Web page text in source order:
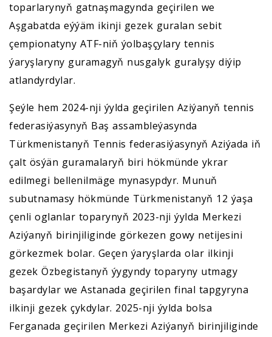
toparlarynyň gatnaşmagynda geçirilen we
Aşgabatda eýýäm ikinji gezek guralan sebit
çempionatyny ATF-niň ýolbaşçylary tennis
ýaryşlaryny guramagyň nusgalyk guralyşy diýip
atlandyrdylar.
Şeýle hem 2024-nji ýylda geçirilen Aziýanyň tennis
federasiýasynyň Baş assambleýasynda
Türkmenistanyň Tennis federasiýasynyň Aziýada iň
çalt ösýän guramalaryň biri hökmünde ykrar
edilmegi bellenilmäge mynasypdyr. Munuň
subutnamasy hökmünde Türkmenistanyň 12 ýaşa
çenli oglanlar toparynyň 2023-nji ýylda Merkezi
Aziýanyň birinjiliginde görkezen gowy netijesini
görkezmek bolar. Geçen ýaryşlarda olar ilkinji
gezek Özbegistanyň ýygyndy toparyny utmagy
başardylar we Astanada geçirilen final tapgyryna
ilkinji gezek çykdylar. 2025-nji ýylda bolsa
Ferganada geçirilen Merkezi Aziýanyň birinjiliginde